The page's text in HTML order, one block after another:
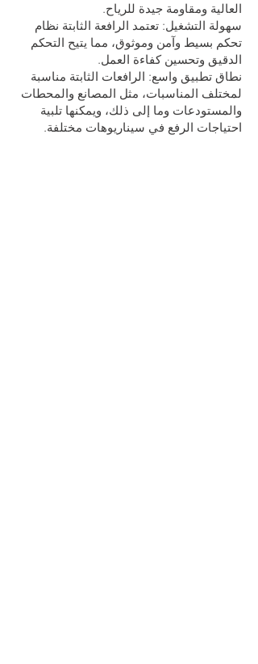
العالية ومقاومة جيدة للرياح.
سهولة التشغيل: تعتمد الرافعة الثابتة نظام
تحكم بسيط وآمن وموثوق، مما يتيح التحكم
الدقيق وتحسين كفاءة العمل.
نطاق تطبيق واسع: الرافعات الثابتة مناسبة
لمختلف المناسبات، مثل المصانع والمحطات
والمستودعات وما إلى ذلك، ويمكنها تلبية
احتياجات الرفع في سيناريوهات مختلفة.